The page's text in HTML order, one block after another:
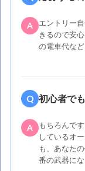
A
エントリー
きるので安
の電車代な
Q 初心者で
A
もちろんで
しているオ
も、あなた
番の武器にな